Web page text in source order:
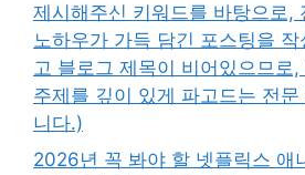
제시해주신 키워드를 바탕으로,
노하우가 가득 담긴 포스팅을
고 블로그 제목이 비어있으므로,
주제를 깊이 있게 파고드는 전
니다.)
2026년 꼭 봐야 할 넷플릭스 애